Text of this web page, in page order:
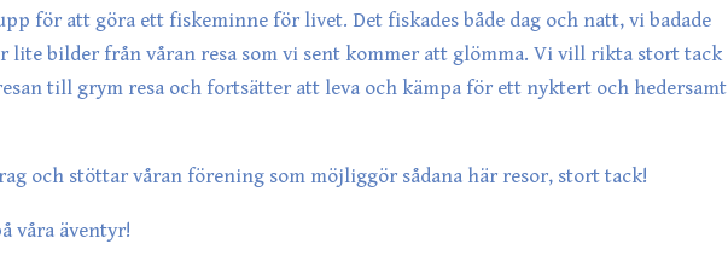
för att göra ett fiskeminne för livet. Det fiskades både dag och natt, vi badade
lite bilder från våran resa som vi sent kommer att glömma. Vi vill rikta stort tack
till grym resa och fortsätter att leva och kämpa för ett nyktert och hedersamt
och stöttar våran förening som möjliggör sådana här resor, stort tack!
våra äventyr!